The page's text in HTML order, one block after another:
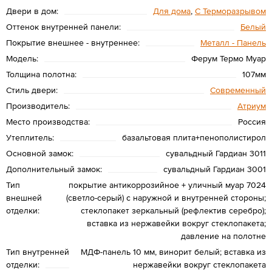
Двери в дом:
Для дома, С Терморазрывом
Оттенок внутренней панели:
Белый
Покрытие внешнее - внутреннее:
Металл - Панель
Модель:
Ферум Термо Муар
Толщина полотна:
107мм
Стиль двери:
Современный
Производитель:
Атриум
Место производства:
Россия
Утеплитель:
базальтовая плита+пенополистирол
Основной замок:
сувальдный Гардиан 3011
Дополнительный замок:
сувальдный Гардиан 3001
Тип
внешней
отделки:
покрытие антикоррозийное + уличный муар 7024
(светло-серый) с наружной и внутренней стороны;
стеклопакет зеркальный (рефлектив серебро);
вставка из нержавейки вокруг стеклопакета;
давление на полотне
Тип внутренней
отделки:
МДФ-панель 10 мм, винорит белый; вставка из
нержавейки вокруг стеклопакета